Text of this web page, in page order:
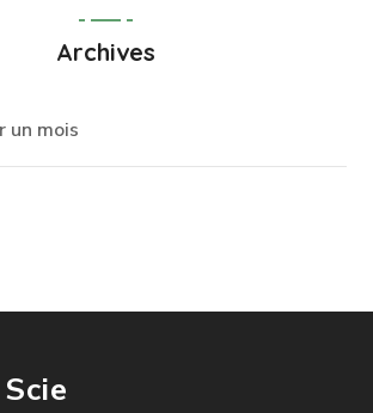
Archives